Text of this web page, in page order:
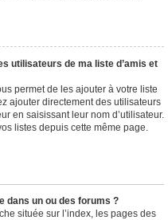
utilisateurs de ma liste d’amis et
permet de les ajouter à votre liste
ajouter directement des utilisateurs
en saisissant leur nom d’utilisateur.
listes depuis cette même page.
dans un ou des forums ?
située sur l’index, les pages des